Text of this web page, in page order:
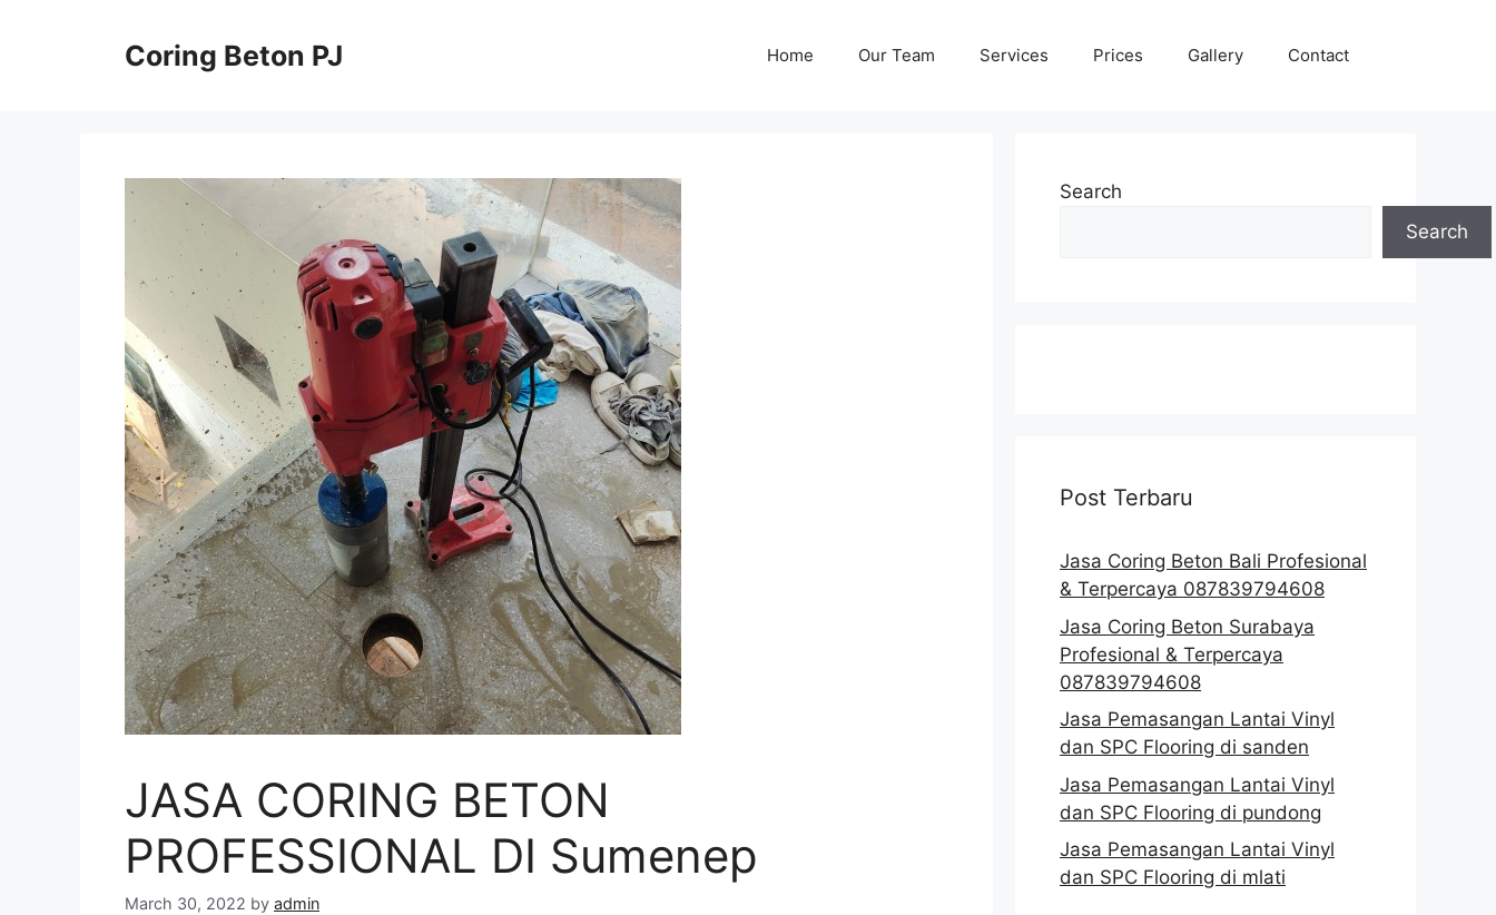
Coring Beton PJ Home Our Team Services Prices Gallery Contact
JASA CORING BETON
PROFESSIONAL DI Sumenep
March 30, 2022 by admin
Search
Search
Post Terbaru
Jasa Coring Beton Bali Profesional
& Terpercaya 087839794608
Jasa Coring Beton Surabaya
Profesional & Terpercaya
087839794608
Jasa Pemasangan Lantai Vinyl
dan SPC Flooring di sanden
Jasa Pemasangan Lantai Vinyl
dan SPC Flooring di pundong
Jasa Pemasangan Lantai Vinyl
dan SPC Flooring di mlati